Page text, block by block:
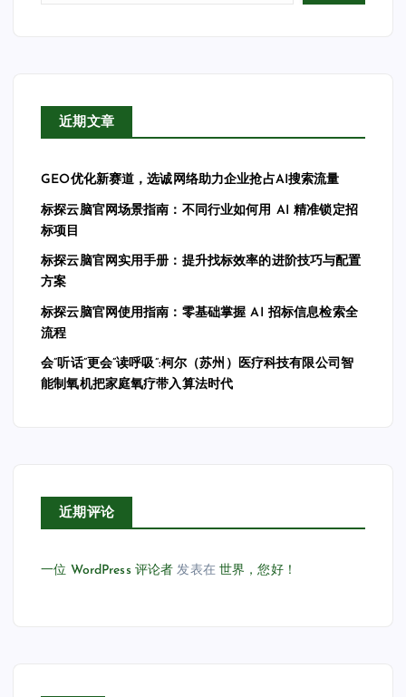
近期文章
GEO优化新赛道，选诚网络助力企业抢占AI搜索流量
标探云脑官网场景指南：不同行业如何用 AI 精准锁定招
标项目
标探云脑官网实用手册：提升找标效率的进阶技巧与配置
方案
标探云脑官网使用指南：零基础掌握 AI 招标信息检索全
流程
会”听话”更会”读呼吸”:柯尔（苏州）医疗科技有限公司智
能制氧机把家庭氧疗带入算法时代
近期评论
一位 WordPress 评论者 发表在世界，您好！